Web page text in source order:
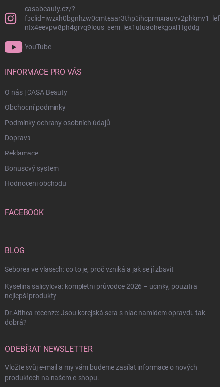
casabeauty.cz/?
ntx4eevpw8ph4grvq9ious_aem_lex1utuaohekgoxl1tgddg
YouTube
INFORMACE PRO VÁS
O nás | CASA Beauty
Obchodní podmínky
Podmínky ochrany osobních údajů
Doprava
Reklamace
Bonusový system
Hodnocení obchodu
FACEBOOK
BLOG
Seborea ve vlasech: co to je, proč vzniká a jak se jí zbavit
Kyselina salicylová: kompletní průvodce 2026 – účinky, použití a
nejlepší produkty
Dr.Althea recenze: Jsou korejská séra s niacínamidem opravdu tak
dobrá?
ODEBÍRAT NEWSLETTER
Vložte svůj e-mail a my vám budeme zasílat informace o nových
produktech na našem e-shopu.